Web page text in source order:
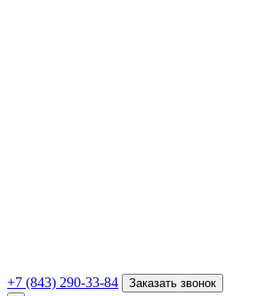
+7 (843) 290-33-84 Заказать звонок